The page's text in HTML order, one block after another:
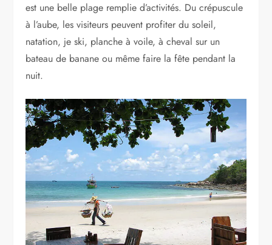
est une belle plage remplie d’activités. Du crépuscule
à l’aube, les visiteurs peuvent profiter du soleil,
natation, je ski, planche à voile, à cheval sur un
bateau de banane ou même faire la fête pendant la
nuit.